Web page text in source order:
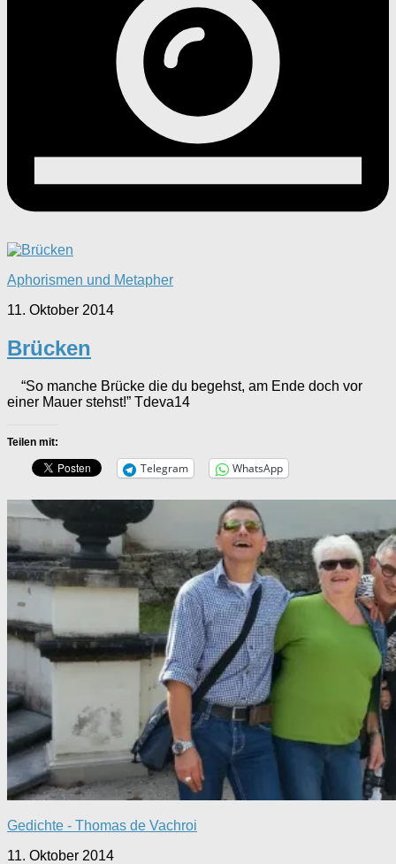
Aphorismen und Metapher
11. Oktober 2014
Brücken
“So manche Brücke die du begehst, am Ende doch vor
einer Mauer stehst!” Tdeva14
Teilen mit:
Telegram WhatsApp
Gedichte - Thomas de Vachroi
11. Oktober 2014